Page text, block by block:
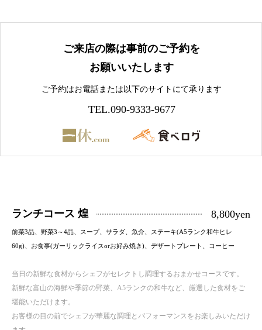
ご来店の際は事前のご予約を
お願いいたします
ご予約はお電話または以下のサイトにて承ります
TEL.090-9333-9677
ランチコース 煌 8,800yen
前菜3品、野菜3～4品、スープ、サラダ、魚介、ステーキ(A5ランク和牛ヒレ
60g)、お食事(ガーリックライスorお好み焼き)、デザートプレート、コーヒー
当日の新鮮な食材からシェフがセレクトし調理するおまかせコースです。
新鮮な富山の海鮮や季節の野菜、A5ランクの和牛など、厳選した食材をご
堪能いただけます。
お客様の目の前でシェフが華麗な調理とパフォーマンスをお楽しみいただけ